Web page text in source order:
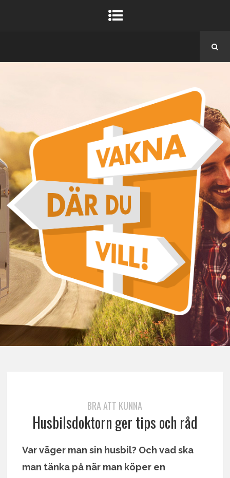
BRA ATT KUNNA
Husbilsdoktorn ger tips och råd
Var väger man sin husbil? Och vad ska
man tänka på när man köper en